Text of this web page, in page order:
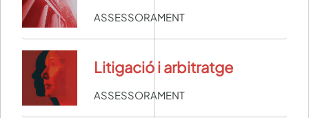
ASSESSORAMENT
Litigació i arbitratge
ASSESSORAMENT